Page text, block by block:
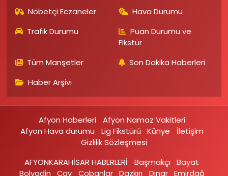
Nöbetçi Eczaneler
Hava Durumu
Trafik Durumu
Puan Durumu ve
Fikstür
Tüm Manşetler
Son Dakika Haberleri
Haber Arşivi
Afyon Haberleri
Afyon Namaz Vakitleri
Afyon Hava durumu
Lig Fikstürü Künye
İletişim
Gizlilik Sözleşmesi
AFYONKARAHİSAR HABERLERİ
Başmakçı
Bayat
Bolvadin
Çay Çobanlar Dazkırı Dinar Emirdağ‎